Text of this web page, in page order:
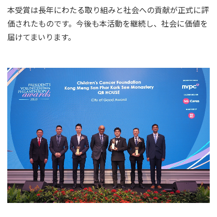
本受賞は長年にわたる取り組みと社会への貢献が正式に評
価されたものです。今後も本活動を継続し、社会に価値を
届けてまいります。